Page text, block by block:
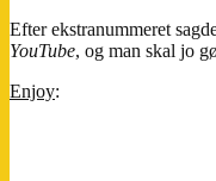
Efter ekstranummeret
YouTube, og man skal jo
Enjoy: